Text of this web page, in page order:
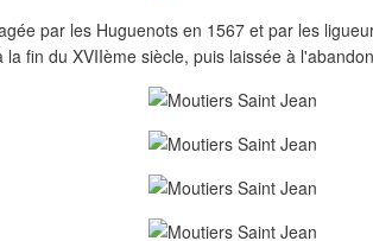
par les Huguenots en 1567 et par les
la fin du XVIIème siècle, puis laissée à